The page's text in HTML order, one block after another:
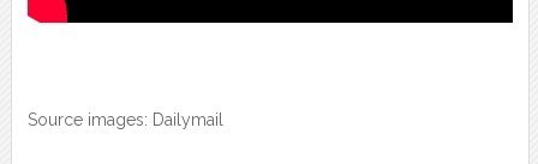
Source images: Dailymail